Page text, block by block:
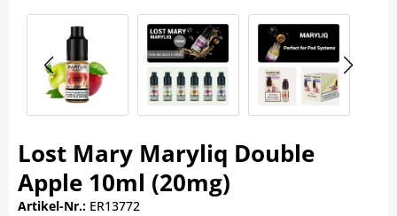
Lost Mary Maryliq Double
Apple 10ml (20mg)
Artikel-Nr.: ER13772